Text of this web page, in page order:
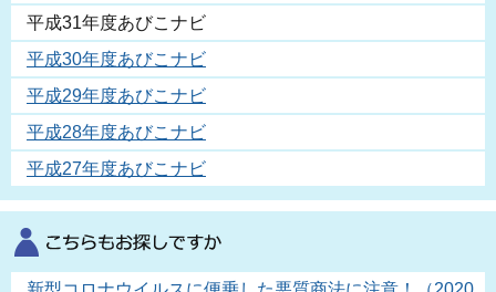
平成31年度あびこナビ
平成30年度あびこナビ
平成29年度あびこナビ
平成28年度あびこナビ
平成27年度あびこナビ